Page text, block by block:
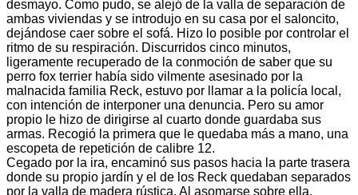
desmayo. Como pudo, se alejó de la valla de separación de
ambas viviendas y se introdujo en su casa por el saloncito,
dejándose caer sobre el sofá. Hizo lo posible por controlar el
ritmo de su respiración. Discurridos cinco minutos,
ligeramente recuperado de la conmoción de saber que su
perro fox terrier había sido vilmente asesinado por la
malnacida familia Reck, estuvo por llamar a la policía local,
con intención de interponer una denuncia. Pero su amor
propio le hizo de dirigirse al cuarto donde guardaba sus
armas. Recogió la primera que le quedaba más a mano, una
escopeta de repetición de calibre 12.
Cegado por la ira, encaminó sus pasos hacia la parte trasera
donde su propio jardín y el de los Reck quedaban separados
por la valla de madera rústica. Al asomarse sobre ella,